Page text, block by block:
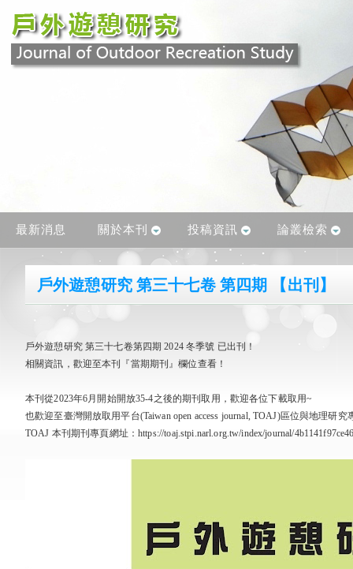
最新消息 關於本刊 投稿資訊 論叢檢索
戶外遊憩研究 第三十七卷 第四期 【出刊】
戶外遊憩研究 第三十七卷第四期 2024 冬季號 已出刊！
相關資訊，歡迎至本刊『當期期刊』欄位查看！
本刊從2023年6月開始開放35-4之後的期刊取用，歡迎各位下載取用~
也歡迎至臺灣開放取用平台(Taiwan open access journal, TOAJ)區位與地理研
TOAJ 本刊期刊專頁網址：https://toaj.stpi.narl.org.tw/index/journal/